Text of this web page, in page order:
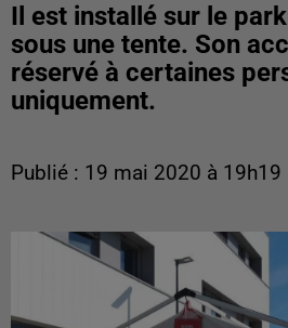
Il est installé sur le
sous une tente. Son
réservé à certaines
uniquement.
Publié : 19 mai 2020 à 19h19